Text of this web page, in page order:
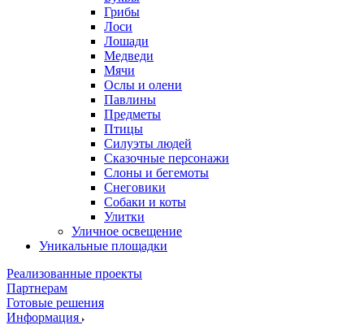
Грибы
Лоси
Лошади
Медведи
Мячи
Ослы и олени
Павлины
Предметы
Птицы
Силуэты людей
Сказочные персонажи
Слоны и бегемоты
Снеговики
Собаки и коты
Улитки
Уличное освещение
Уникальные площадки
Реализованные проекты
Партнерам
Готовые решения
Информация